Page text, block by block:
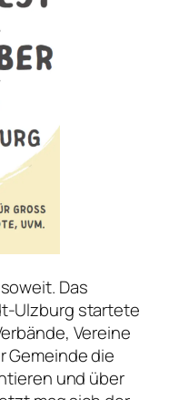
Das
Ulzburg startete
Vereine
Gemeinde die
und über